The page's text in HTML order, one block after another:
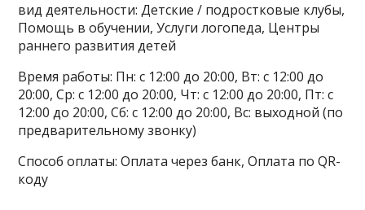
вид деятельности: Детские / подростковые клубы,
Помощь в обучении, Услуги логопеда, Центры
раннего развития детей
Время работы: Пн: с 12:00 до 20:00, Вт: с 12:00 до
20:00, Ср: с 12:00 до 20:00, Чт: с 12:00 до 20:00, Пт: с
12:00 до 20:00, Сб: с 12:00 до 20:00, Вс: выходной (по
предварительному звонку)
Способ оплаты: Оплата через банк, Оплата по QR-
коду